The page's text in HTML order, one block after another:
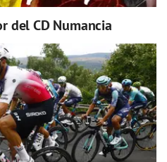
del CD Numancia